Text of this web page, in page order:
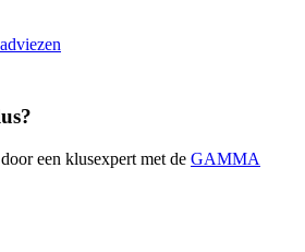
een klusexpert met de GAMMA